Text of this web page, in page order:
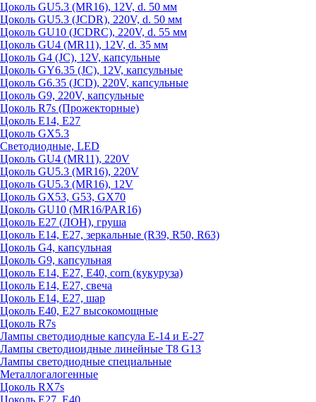
Цоколь GU5.3 (MR16), 12V, d. 50 мм
Цоколь GU5.3 (JCDR), 220V, d. 50 мм
Цоколь GU10 (JCDRC), 220V, d. 55 мм
Цоколь GU4 (MR11), 12V, d. 35 мм
Цоколь G4 (JC), 12V, капсульные
Цоколь GY6.35 (JC), 12V, капсульные
Цоколь G6.35 (JCD), 220V, капсульные
Цоколь G9, 220V, капсульные
Цоколь R7s (Прожекторные)
Цоколь E14, E27
Цоколь GX5.3
Светодиодные, LED
Цоколь GU4 (MR11), 220V
Цоколь GU5.3 (MR16), 220V
Цоколь GU5.3 (MR16), 12V
Цоколь GX53, G53, GX70
Цоколь GU10 (MR16/PAR16)
Цоколь Е27 (ЛОН), груша
Цоколь Е14, Е27, зеркальные (R39, R50, R63)
Цоколь G4, капсульная
Цоколь G9, капсульная
Цоколь Е14, Е27, Е40, corn (кукуруза)
Цоколь Е14, Е27, свеча
Цоколь Е14, Е27, шар
Цоколь Е40, Е27 высокомощные
Цоколь R7s
Лампы светодиодные капсула Е-14 и Е-27
Лампы светодиоидные линейные T8 G13
Лампы светодиодные специальные
Металлогалогенные
Цоколь RX7s
Цоколь Е27, E40